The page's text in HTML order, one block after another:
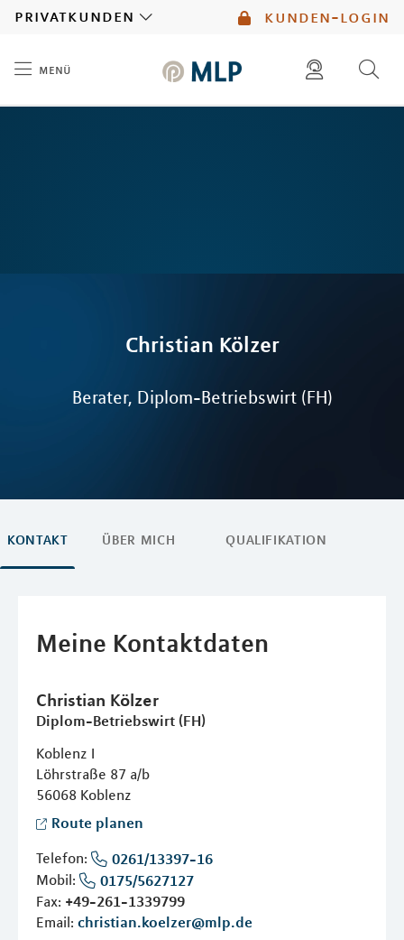
kunden-login
privatkunden
menü
Christian Kölzer
Berater, Diplom-Betriebswirt (FH)
KONTAKT ÜBER MICH QUALIFIKATION
Meine Kontaktdaten
Christian Kölzer
Diplom-Betriebswirt (FH)
Koblenz I
Löhrstraße 87 a/b
56068 Koblenz
Route planen
Telefon:
0261/13397-16
Mobil:
0175/5627127
Fax: +49-261-1339799
Email: christian.koelzer@mlp.de